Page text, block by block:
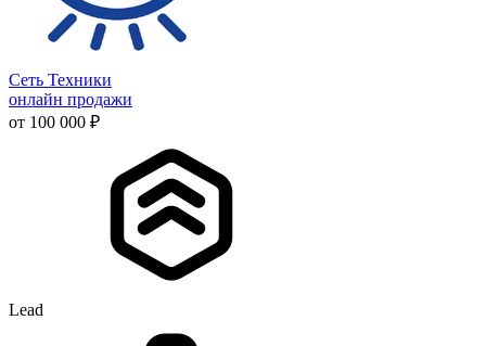
Сеть Техники
онлайн продажи
от 100 000 ₽
Lead